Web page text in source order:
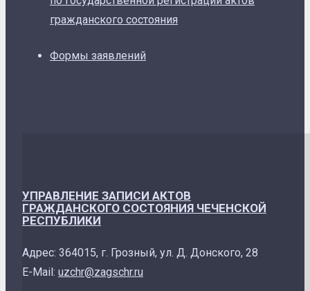
гражданского состояния
Формы заявлений
УПРАВЛЕНИЕ ЗАПИСИ АКТОВ
ГРАЖДАНСКОГО СОСТОЯНИЯ ЧЕЧЕНСКОЙ
РЕСПУБЛИКИ
Адрес: 364015, г. Грозный, ул. Д. Донского, 28
E-Mail: uzchr@zagschr.ru